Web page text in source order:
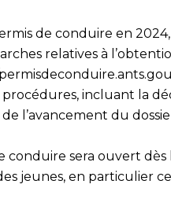
de conduire en 2024,
relatives à
incluant la
l’avancement du
conduire sera ouvert dès
jeunes, en particulier